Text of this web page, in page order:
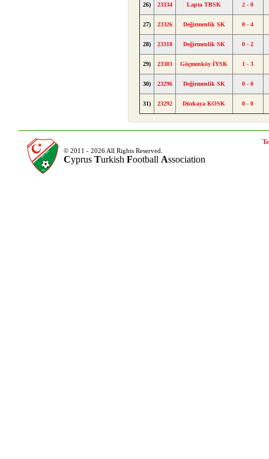
26) 23334 Lapta TBSK 2 - 0
27) 23326 Değirmenlik SK 0 - 4
28) 23318 Değirmenlik SK 0 - 2
29) 23303 Göçmenköy İYSK 1 - 3
30) 23296 Değirmenlik SK 0 - 0
31) 23292 Düzkaya KOSK 0 - 0
© 2011 - 2026 All Rights Reserved.
Cyprus Turkish Football Association